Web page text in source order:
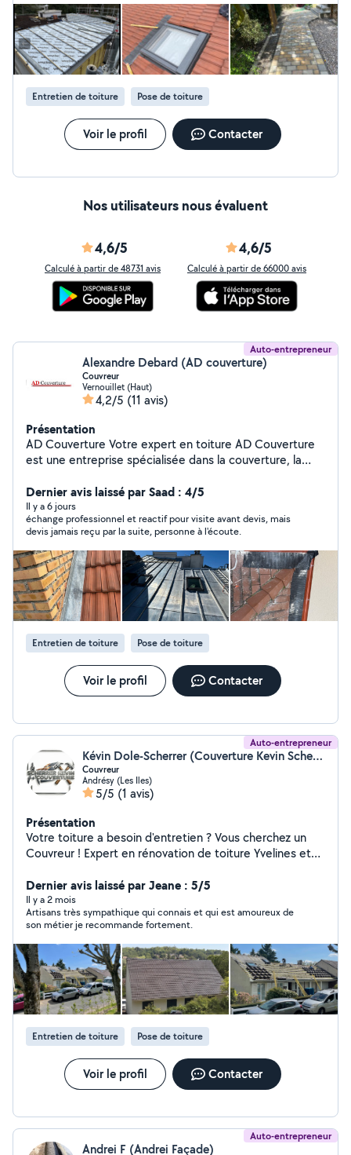
Entretien de toiture Pose de toiture
Voir le profil Contacter
Nos utilisateurs nous évaluent
4,6/5
Calculé à partir de 48731 avis
4,6/5
Calculé à partir de 66000 avis
Auto-entrepreneur
Alexandre Debard (AD couverture)
Couvreur
Vernouillet (Haut)
4,2/5 (11 avis)
Présentation
AD Couverture Votre expert en toiture AD Couverture
est une entreprise spécialisée dans la couverture, la
pour la pose de toitures neuves, la réparation de fuites,
le démoussage et l'isolation thermique. Nos couvreurs
qualifiés garantissent un travail soigné avec des
matériaux de qualité : tuiles, ardoises, zinc, bac acier
Nous mettons un point d'honneur à vous conseiller et à
vous proposer des solutions adaptées à vos besoins et
à votre budget. Faites confiance à AD Couverture pour
une toiture solide, esthétique et durable. Contactez-
nous pour un devis gratuit !
Dernier avis laissé par Saad : 4/5
Il y a 6 jours
échange professionnel et reactif pour visite avant devis, mais
devis jamais reçu par la suite, personne à l'écoute.
Entretien de toiture Pose de toiture
Voir le profil Contacter
Auto-entrepreneur
Kévin Dole-Scherrer (Couverture Kevin Scherrer)
Couvreur
Andrésy (Les Iles)
5/5 (1 avis)
Présentation
Votre toiture a besoin d'entretien ? Vous cherchez un
Couvreur ! Expert en rénovation de toiture Yvelines et
Artisan couvreur zingueur de confiance, je réalise tous
vos travaux : zinguerie, faîtage, gouttières, pose de
tuiles mécaniques/ardoises et isolation. Votre sérénité
est assurée grâce à notre garantie décennale ! Une
transparence totale vous est garantie avec un devis
gratuit sous 48h. J'interviens rapidement sur le secteur
des Bords de Seine et dans l'ensemble des communes
du 78 et alentour. Un artisan familial, au plus proche de
chez vous ! Besoin d'un expert ? Contactez Couverture
Kevin Scherrer au 01 85 47 06 62 pour votre diagnostic
et devis gratuit !
Dernier avis laissé par Jeane : 5/5
Il y a 2 mois
Artisans très sympathique qui connais et qui est amoureux de
son métier je recommande fortement.
Entretien de toiture Pose de toiture
Voir le profil Contacter
Auto-entrepreneur
Andrei F (Andrei Façade)